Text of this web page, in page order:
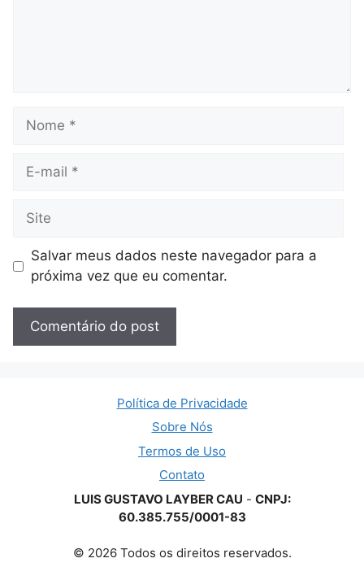
Nome
Site
Salvar meus dados neste navegador para a
próxima vez que eu comentar.
Política de Privacidade
Sobre Nós
Termos de Uso
Contato
LUIS GUSTAVO LAYBER CAU - CNPJ:
60.385.755/0001-83
© 2026 Todos os direitos reservados.